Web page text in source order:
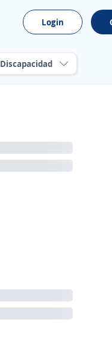
Login
Discapacidad